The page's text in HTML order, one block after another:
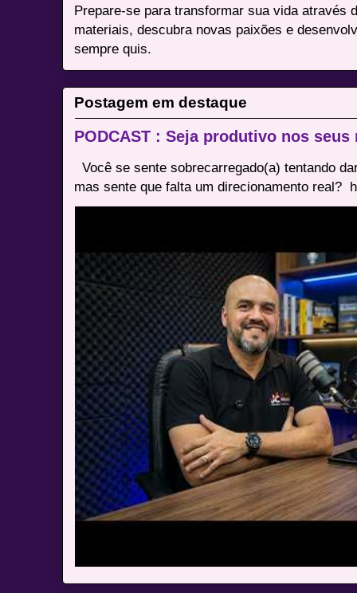
Prepare-se para transformar sua vida através
materiais, descubra novas paixões e
sempre quis.
Postagem em destaque
PODCAST : Seja produtivo nos seus
Você se sente sobrecarregado(a) tentando
mas sente que falta um direcionamento real?